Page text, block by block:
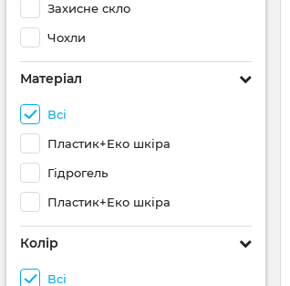
Захисне скло
Чохли
Матеріал
Всі
Пластик+Еко шкіра
Гідрогель
Пластик+Еко шкіра
Колір
Всі